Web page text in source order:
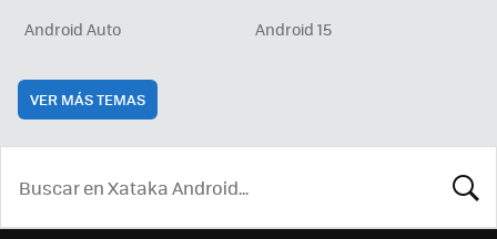
Android Auto
Android 15
VER MÁS TEMAS